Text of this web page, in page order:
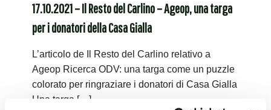
17.10.2021 – Il Resto del Carlino – Ageop, una targa
per i donatori della Casa Gialla
L’articolo de Il Resto del Carlino relativo a
Ageop Ricerca ODV: una targa come un puzzle
colorato per ringraziare i donatori di Casa Gialla
Una targa […]